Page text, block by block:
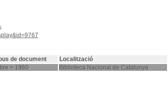
de document Localització
> 1960 Biblioteca Nacional de Catalunya